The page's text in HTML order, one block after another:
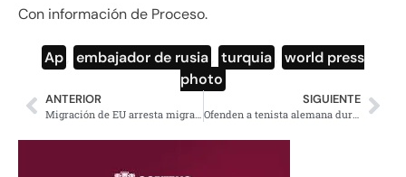
Con información de Proceso.
Ap embajador de rusia turquia
world press
photo
ANTERIOR SIGUIENTE
Ofenden a tenista alemana durante partido en EU reproduciendo himno nazi (video)